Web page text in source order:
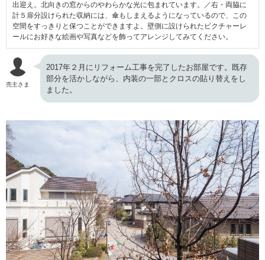
出迎え。北向きの窓からのやわらかな光に包まれています。／右・両脇に
計５扉分設けられた収納には、傘もしまえるようになっているので、この
空間をすっきりと保つことができますよ。壁側に設けられたピクチャーレ
ールにお好きな絵画や写真などを飾ってアレンジしてみてください。
売主さま
2017年２月にリフォーム工事を完了したお部屋です。既存
部分を活かしながら、内装の一部とクロスの貼り替えをし
ました。